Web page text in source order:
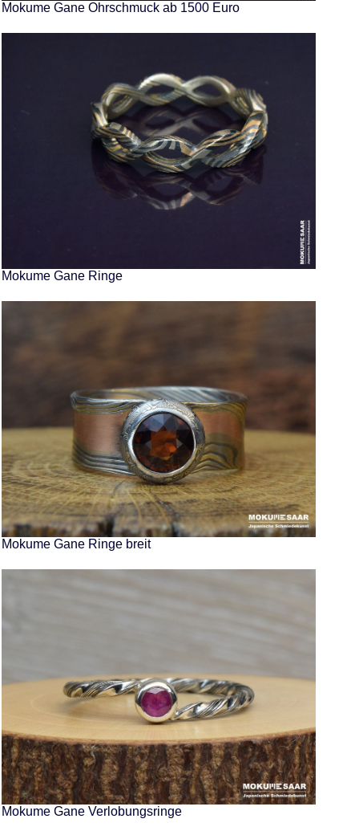
Mokume Gane Ohrschmuck ab 1500 Euro
Mokume Gane Ringe
Mokume Gane Ringe breit
Mokume Gane Verlobungsringe